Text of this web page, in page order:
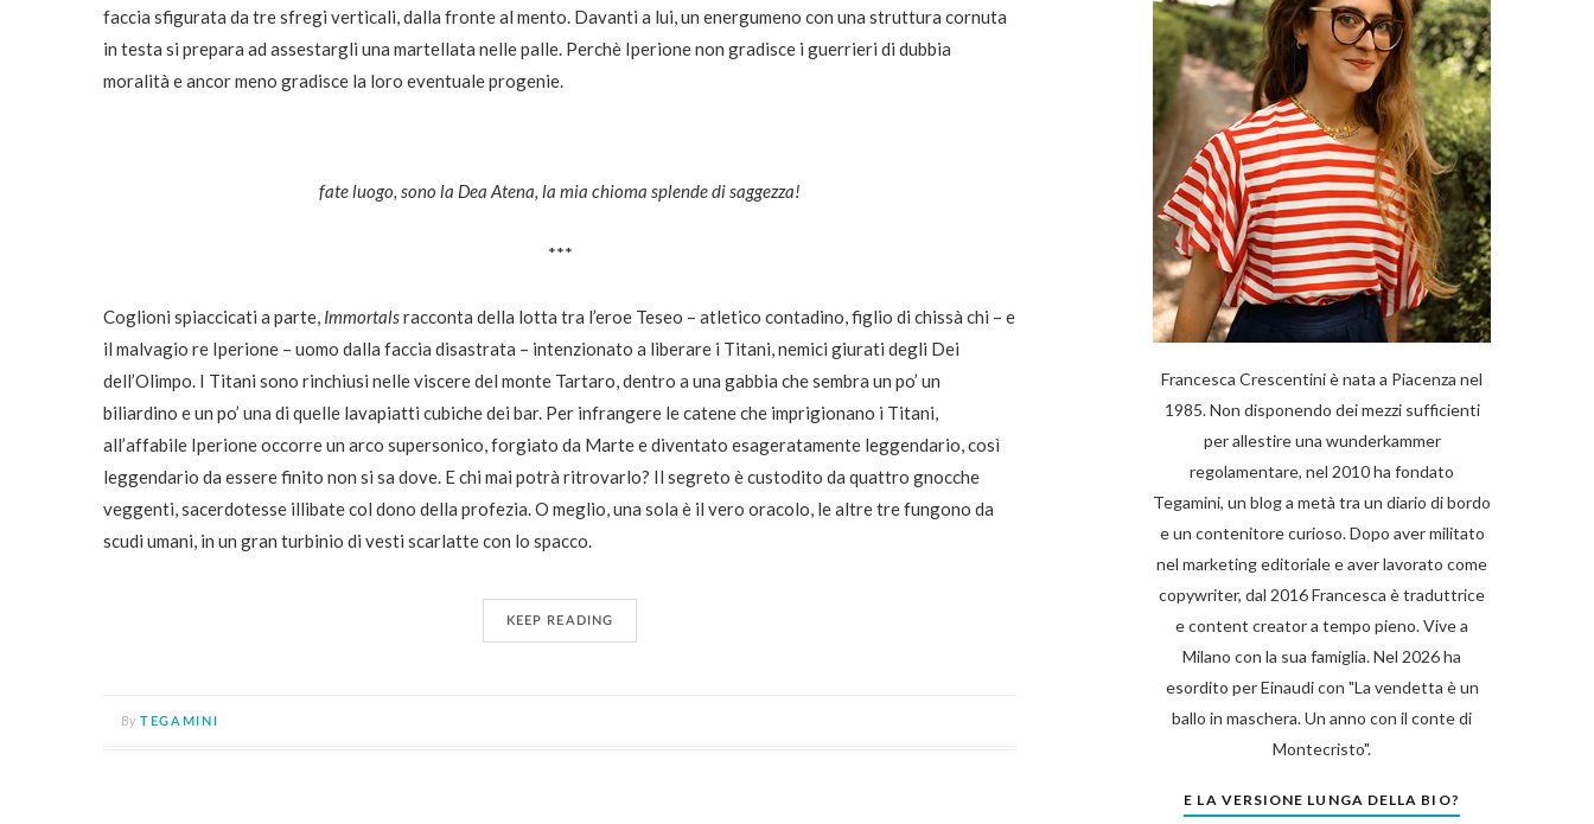
faccia sfigurata da tre sfregi verticali, dalla fronte al mento. Davanti a lui, un energumeno con una struttura cornuta
in testa si prepara ad assestargli una martellata nelle palle. Perchè Iperione non gradisce i guerrieri di dubbia
moralità e ancor meno gradisce la loro eventuale progenie.
fate luogo, sono la Dea Atena, la mia chioma splende di saggezza!
***
Coglioni spiaccicati a parte, Immortalsracconta della lotta tra l’eroe Teseo – atletico contadino, figlio di chissà chi – e
il malvagio re Iperione – uomo dalla faccia disastrata – intenzionato a liberare i Titani, nemici giurati degli Dei
dell’Olimpo. I Titani sono rinchiusi nelle viscere del monte Tartaro, dentro a una gabbia che sembra un po’ un
biliardino e un po’ una di quelle lavapiatti cubiche dei bar. Per infrangere le catene che imprigionano i Titani,
all’affabile Iperione occorre un arco supersonico, forgiato da Marte e diventato esageratamente leggendario, così
leggendario da essere finito non si sa dove. E chi mai potrà ritrovarlo? Il segreto è custodito da quattro gnocche
veggenti, sacerdotesse illibate col dono della profezia. O meglio, una sola è il vero oracolo, le altre tre fungono da
scudi umani, in un gran turbinio di vesti scarlatte con lo spacco.
KEEP READING
By TEGAMINI
Francesca Crescentini è nata a Piacenza nel
1985. Non disponendo dei mezzi sufficienti
per allestire una wunderkammer
regolamentare, nel 2010 ha fondato
Tegamini, un blog a metà tra un diario di bordo
e un contenitore curioso. Dopo aver militato
nel marketing editoriale e aver lavorato come
copywriter, dal 2016 Francesca è traduttrice
e content creator a tempo pieno. Vive a
Milano con la sua famiglia. Nel 2026 ha
esordito per Einaudi con "La vendetta è un
ballo in maschera. Un anno con il conte di
Montecristo".
E LA VERSIONE LUNGA DELLA BIO?